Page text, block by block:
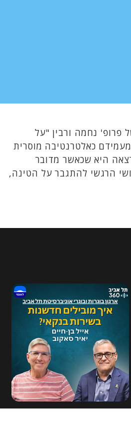
פרופ' נחמה ורבין "על
כאלטרנטיבה מוסרית
היא שכאשר מדובר
הרגשי להתגבר על הטינה,